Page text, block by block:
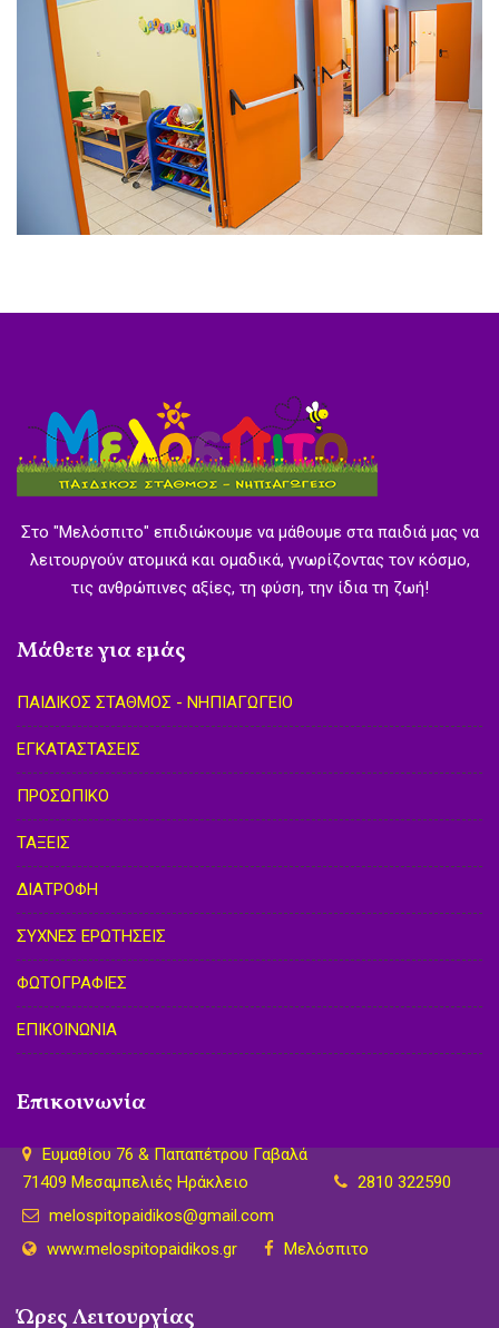
Στο "Μελόσπιτο" επιδιώκουμε να μάθουμε στα παιδιά μας να
λειτουργούν ατομικά και ομαδικά, γνωρίζοντας τον κόσμο,
τις ανθρώπινες αξίες, τη φύση, την ίδια τη ζωή!
Μάθετε για εμάς
ΠΑΙΔΙΚΟΣ ΣΤΑΘΜΟΣ - ΝΗΠΙΑΓΩΓΕΙΟ
ΕΓΚΑΤΑΣΤΑΣΕΙΣ
ΠΡΟΣΩΠΙΚΟ
ΤΑΞΕΙΣ
ΔΙΑΤΡΟΦΗ
ΣΥΧΝΕΣ ΕΡΩΤΗΣΕΙΣ
ΦΩΤΟΓΡΑΦΙΕΣ
ΕΠΙΚΟΙΝΩΝΙΑ
Επικοινωνία
Ευμαθίου 76 & Παπαπέτρου Γαβαλά
71409 Μεσαμπελιές Ηράκλειο
2810 322590
melospitopaidikos@gmail.com
www.melospitopaidikos.gr
Μελόσπιτο
Ώρες Λειτουργίας